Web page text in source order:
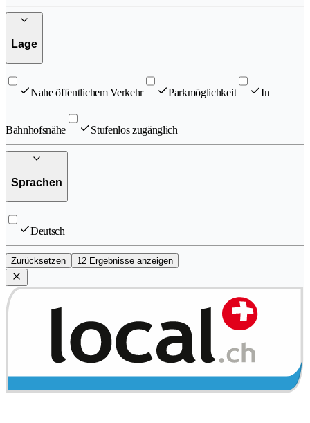
Lage
Nahe öffentlichem Verkehr Parkmöglichkeit In
Bahnhofsnähe Stufenlos zugänglich
Sprachen
Deutsch
Zurücksetzen 12 Ergebnisse anzeigen